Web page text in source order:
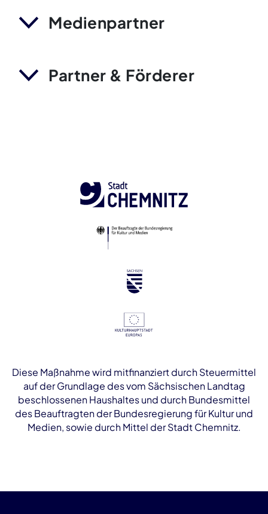
Medienpartner
Partner & Förderer
Diese Maßnahme wird mitfinanziert durch Steuermittel
auf der Grundlage des vom Sächsischen Landtag
beschlossenen Haushaltes und durch Bundesmittel
des Beauftragten der Bundesregierung für Kultur und
Medien, sowie durch Mittel der Stadt Chemnitz.